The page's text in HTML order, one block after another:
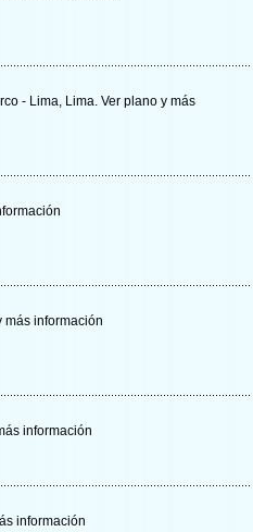
- Lima, Lima. Ver plano y más
más información
información
información